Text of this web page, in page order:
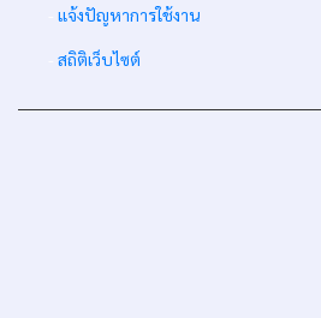
แจ้งปัญหาการใช้งาน
สถิติเว็บไซต์